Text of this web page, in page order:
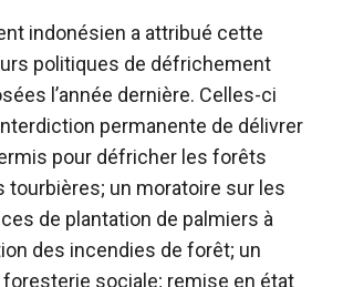
indonésien a attribué cette
politiques de défrichement
l’année dernière. Celles-ci
permanente de délivrer
pour défricher les forêts
tourbières; un moratoire sur les
de plantation de palmiers à
des incendies de forêt; un
sociale; remise en état